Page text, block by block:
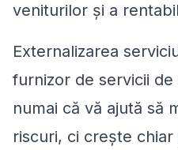
veniturilor și a
Externalizarea
furnizor de servicii
numai că vă ajută să
riscuri, ci crește